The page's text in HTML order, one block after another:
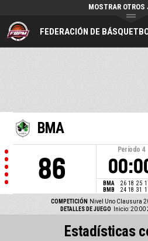
FEDERACIÓN DE
MOSTRAR OTROS
BMA
86
Período 4
BMA 26 18 25
BMB
24 18 31
COMPETICIÓN Nivel Uno Clausura
DETALLES DE JUEGO
Inicio:
Estadísticas